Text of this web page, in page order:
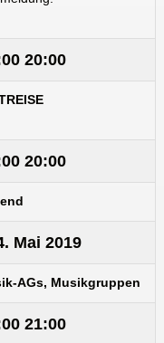
20:00
20:00
Mai 2019
AGs, Musikgruppen
21:00